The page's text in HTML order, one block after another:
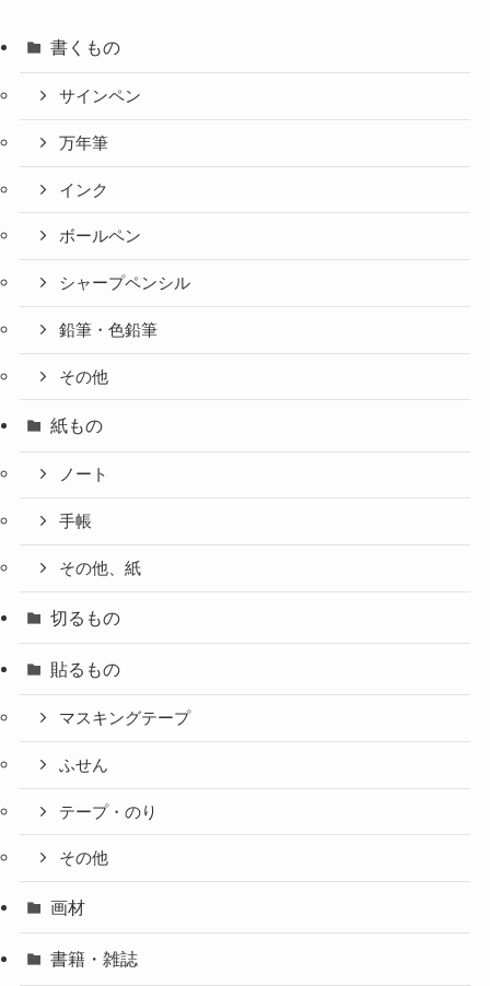
書くもの
サインペン
万年筆
インク
ボールペン
シャープペンシル
鉛筆・色鉛筆
その他
紙もの
ノート
手帳
その他、紙
切るもの
貼るもの
マスキングテープ
ふせん
テープ・のり
その他
画材
書籍・雑誌